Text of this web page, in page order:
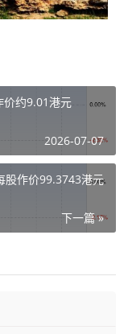
价约9.01港元
2026-07-07
股作价99.3743港元
下一篇 »